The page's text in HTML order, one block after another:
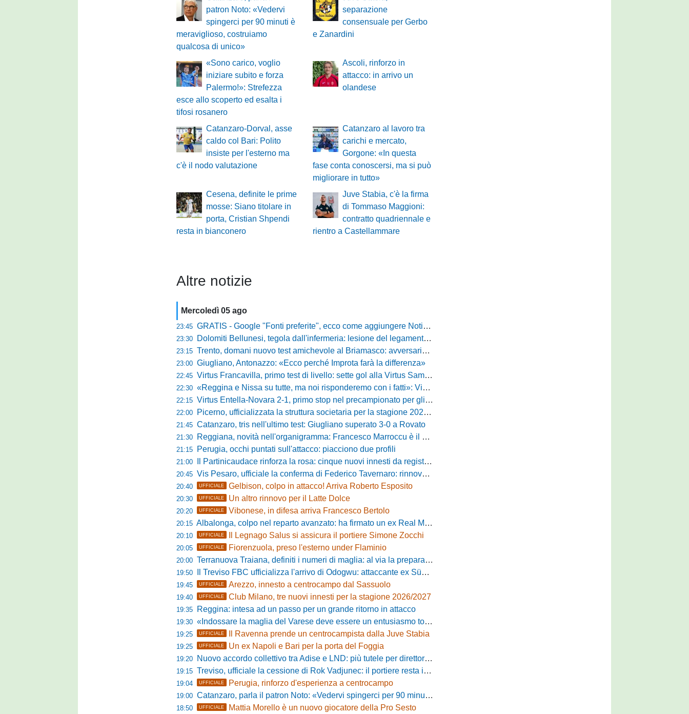
patron Noto: «Vedervi
spingerci per 90 minuti è
meraviglioso, costruiamo
qualcosa di unico»
separazione
consensuale per Gerbo
e Zanardini
«Sono carico, voglio
iniziare subito e forza
Palermo!»: Strefezza
esce allo scoperto ed esalta i
tifosi rosanero
Ascoli, rinforzo in
attacco: in arrivo un
olandese
Catanzaro-Dorval, asse
caldo col Bari: Polito
insiste per l'esterno ma
c'è il nodo valutazione
Catanzaro al lavoro tra
carichi e mercato,
Gorgone: «In questa
fase conta conoscersi, ma si può
migliorare in tutto»
Cesena, definite le prime
mosse: Siano titolare in
porta, Cristian Shpendi
resta in bianconero
Juve Stabia, c'è la firma
di Tommaso Maggioni:
contratto quadriennale e
rientro a Castellammare
Altre notizie
Mercoledì 05 ago
23:45 GRATIS - Google "Fonti preferite", ecco come aggiungere NotiziarioCalcio alle tue notizie
23:30 Dolomiti Bellunesi, tegola dall'infermeria: lesione del legamento crociato per Nicola Masut
23:15 Trento, domani nuovo test amichevole al Briamasco: avversaria la Roma Under 20
23:00 Giugliano, Antonazzo: «Ecco perché Improta farà la differenza»
22:45 Virtus Francavilla, primo test di livello: sette gol alla Virtus Sammarco e colpo in difesa
22:30 «Reggina e Nissa su tutte, ma noi risponderemo con i fatti»: Vibonese, parla il ds Maglia
22:15 Virtus Entella-Novara 2-1, primo stop nel precampionato per gli azzurri: Forte ribalta Lartey nel finale
22:00 Picerno, ufficializzata la struttura societaria per la stagione 2026-2027
21:45 Catanzaro, tris nell'ultimo test: Giugliano superato 3-0 a Rovato
21:30 Reggiana, novità nell'organigramma: Francesco Marroccu è il nuovo DG dell'Area Tecnica
21:15 Perugia, occhi puntati sull'attacco: piacciono due profili
21:00 Il Partinicaudace rinforza la rosa: cinque nuovi innesti da registrare
20:45 Vis Pesaro, ufficiale la conferma di Federico Tavernaro: rinnovato il prestito dal Venezia
20:40 UFFICIALE Gelbison, colpo in attacco! Arriva Roberto Esposito
20:30 UFFICIALE Un altro rinnovo per il Latte Dolce
20:20 UFFICIALE Vibonese, in difesa arriva Francesco Bertolo
20:15 Albalonga, colpo nel reparto avanzato: ha firmato un ex Real Monterotondo
20:10 UFFICIALE Il Legnago Salus si assicura il portiere Simone Zocchi
20:05 UFFICIALE Fiorenzuola, preso l'esterno under Flaminio
20:00 Terranuova Traiana, definiti i numeri di maglia: al via la preparazione e la sfida con il Grosseto
19:50 Il Treviso FBC ufficializza l'arrivo di Odogwu: attaccante ex Südtirol
19:45 UFFICIALE Arezzo, innesto a centrocampo dal Sassuolo
19:40 UFFICIALE Club Milano, tre nuovi innesti per la stagione 2026/2027
19:35 Reggina: intesa ad un passo per un grande ritorno in attacco
19:30 «Indossare la maglia del Varese deve essere un entusiasmo totale»: mister Ciceri traccia la strada e carica i biancorossi
19:25 UFFICIALE Il Ravenna prende un centrocampista dalla Juve Stabia
19:25 UFFICIALE Un ex Napoli e Bari per la porta del Foggia
19:20 Nuovo accordo collettivo tra Adise e LND: più tutele per direttori sportivi e collaboratori
19:15 Treviso, ufficiale la cessione di Rok Vadjunec: il portiere resta in Italia, ecco dove
19:04 UFFICIALE Perugia, rinforzo d'esperienza a centrocampo
19:00 Catanzaro, parla il patron Noto: «Vedervi spingerci per 90 minuti è meraviglioso, costruiamo qualcosa di unico»
18:50 UFFICIALE Mattia Morello è un nuovo giocatore della Pro Sesto